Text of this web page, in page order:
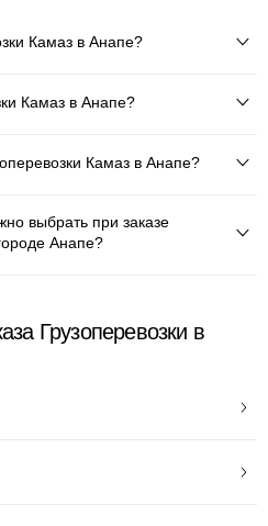
Камаз в Анапе?
Камаз в Анапе?
Камаз в Анапе?
выбрать при заказе
Анапе?
Грузоперевозки в